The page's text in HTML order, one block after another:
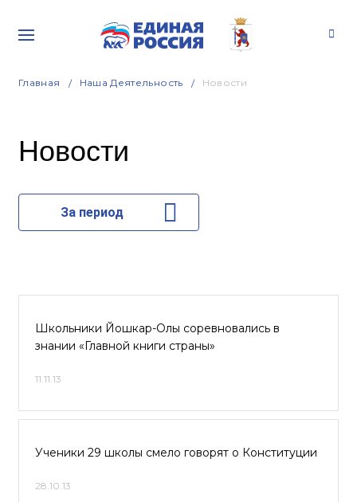
Главная Наша Деятельность Новости
Новости
За период
Школьники Йошкар-Олы соревновались в
знании «Главной книги страны»
11.11.13
Ученики 29 школы смело говорят о Конституции
28.10.13